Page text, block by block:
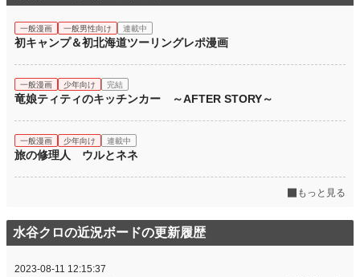
一般漫画 一般男性向け 連載中
初キャンプ＆初北海道ツーリングレポ漫画
一般漫画 少年向け 完結
竜娘ティティのキッチンカー ～AFTER STORY～
一般漫画 少年向け 連載中
旅の修理人 ウルとネネ
もっと見る
水谷クロの近況ボードの更新履歴
2023-08-11 12:15:37